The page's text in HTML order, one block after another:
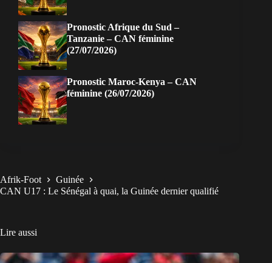
Pronostic Afrique du Sud –
Tanzanie – CAN féminine
(27/07/2026)
Pronostic Maroc-Kenya – CAN
féminine (26/07/2026)
Afrik-Foot
Guinée
CAN U17 : Le Sénégal à quai, la Guinée dernier qualifié
Lire aussi